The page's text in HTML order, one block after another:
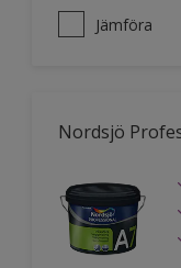
Jämföra
Nordsjö